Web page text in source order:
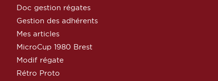
Doc gestion régates
Gestion des adhérents
Mes articles
MicroCup 1980 Brest
Modif régate
Rétro Proto